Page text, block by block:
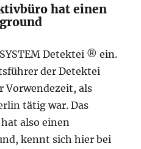
hat einen
Detektei ® ein.
der Detektei
Vorwendezeit, als
tätig war. Das
also einen
kennt sich hier bei